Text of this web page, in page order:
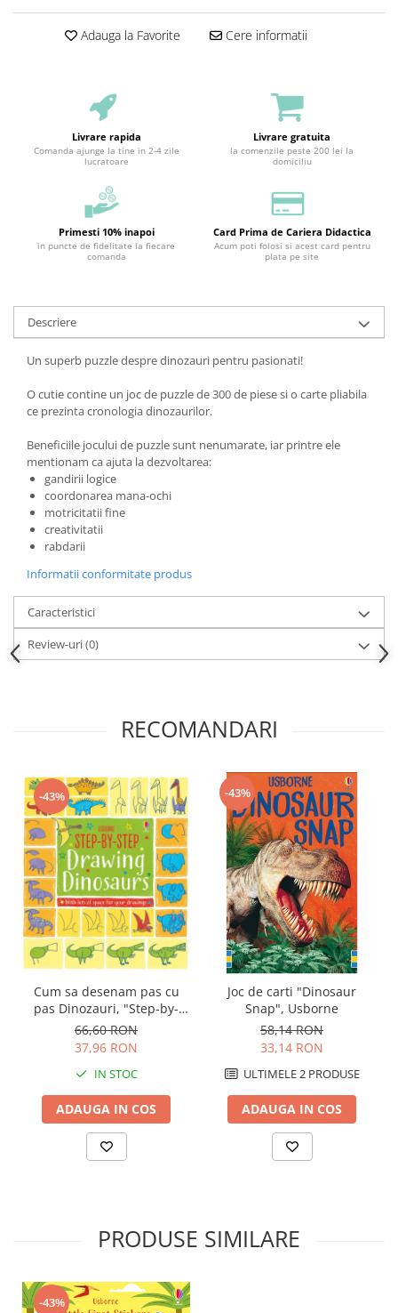
Adauga la Favorite Cere informatii
Livrare rapida
Comanda ajunge la tine in 2-4 zile
lucratoare
Livrare gratuita
la comenzile peste 200 lei la
domiciliu
Primesti 10% inapoi
in puncte de fidelitate la fiecare
comanda
Card Prima de Cariera Didactica
Acum poti folosi si acest card pentru
plata pe site
Descriere
Un superb puzzle despre dinozauri pentru pasionati!
O cutie contine un joc de puzzle de 300 de piese si o carte pliabila
ce prezinta cronologia dinozaurilor.
Beneficiile jocului de puzzle sunt nenumarate, iar printre ele
mentionam ca ajuta la dezvoltarea:
gandirii logice
coordonarea mana-ochi
motricitatii fine
creativitatii
rabdarii
Informatii conformitate produs
Caracteristici
Review-uri(0)
RECOMANDARI
-43%
Cum sa desenam pas cu
pas Dinozauri, "Step-by-
step drawing Dinosaurs",
Usborne
66,60 RON
37,96 RON
IN STOC
ADAUGA IN COS
-43%
Joc de carti "Dinosaur
Snap", Usborne
58,14 RON
33,14 RON
ULTIMELE 2 PRODUSE
ADAUGA IN COS
PRODUSE SIMILARE
-43%